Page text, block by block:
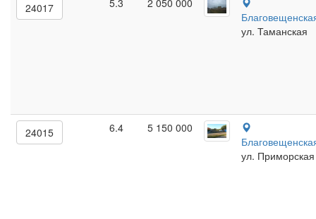
24017 5.3
2 050 000
ул. Таманская
24015 6.4
5 150 000
ул. Приморская